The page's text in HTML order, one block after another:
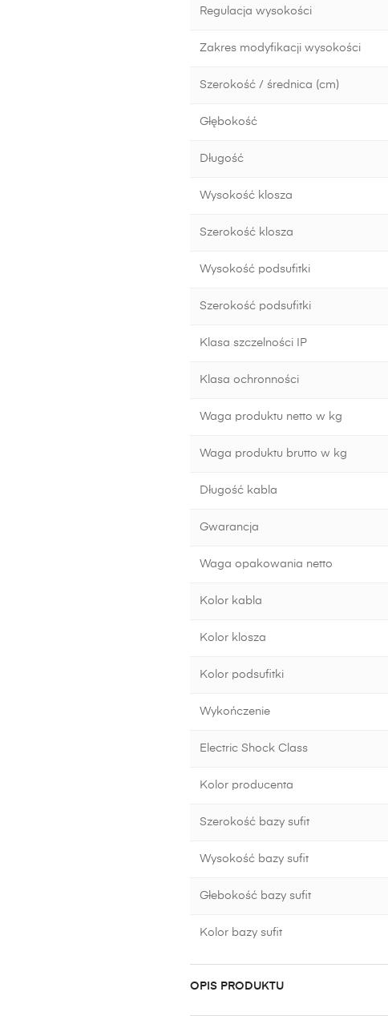
Regulacja wysokości
Zakres modyfikacji wysokości
Szerokość / średnica (cm)
Głębokość
Długość
Wysokość klosza
Szerokość klosza
Wysokość podsufitki
Szerokość podsufitki
Klasa szczelności IP
Klasa ochronności
Waga produktu netto w kg
Waga produktu brutto w kg
Długość kabla
Gwarancja
Waga opakowania netto
Kolor kabla
Kolor klosza
Kolor podsufitki
Wykończenie
Electric Shock Class
Kolor producenta
Szerokość bazy sufit
Wysokość bazy sufit
Głebokość bazy sufit
Kolor bazy sufit
OPIS PRODUKTU